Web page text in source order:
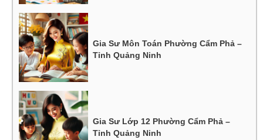
Gia Sư Môn Toán Phường Cẩm Phả –
Tỉnh Quảng Ninh
Gia Sư Lớp 12 Phường Cẩm Phả –
Tỉnh Quảng Ninh